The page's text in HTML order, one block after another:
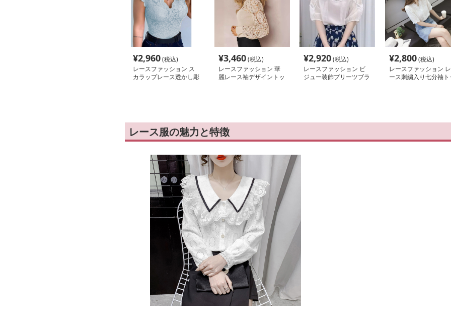
¥2,960(税込)
レースファッション ス
カラップレース透かし彫
¥3,460(税込)
レースファッション 華
麗レース袖デザイントッ
¥2,920(税込)
レースファッション ビ
ジュー装飾プリーツブラ
¥2,800(税込)
レースファッション レ
ース刺繍入り七分袖ト
レース服の魅力と特徴